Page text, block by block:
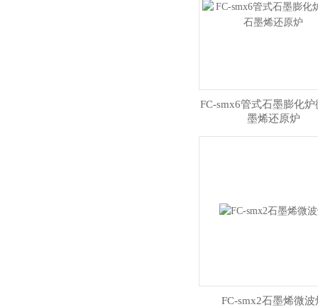
FC-smx6管式石墨膨化炉
墨烯还原炉
FC-smx2石墨烯微波